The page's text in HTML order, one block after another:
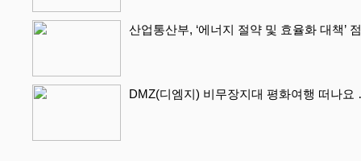
산업통산부, ‘에너지 절약 및 효율화 대책’